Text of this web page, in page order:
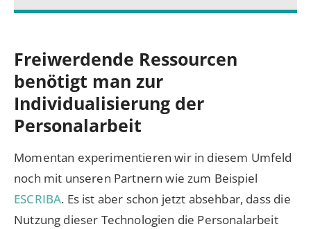
Freiwerdende Ressourcen
benötigt man zur
Individualisierung der
Personalarbeit
Momentan experimentieren wir in diesem Umfeld
noch mit unseren Partnern wie zum Beispiel
ESCRIBA. Es ist aber schon jetzt absehbar, dass die
Nutzung dieser Technologien die Personalarbeit